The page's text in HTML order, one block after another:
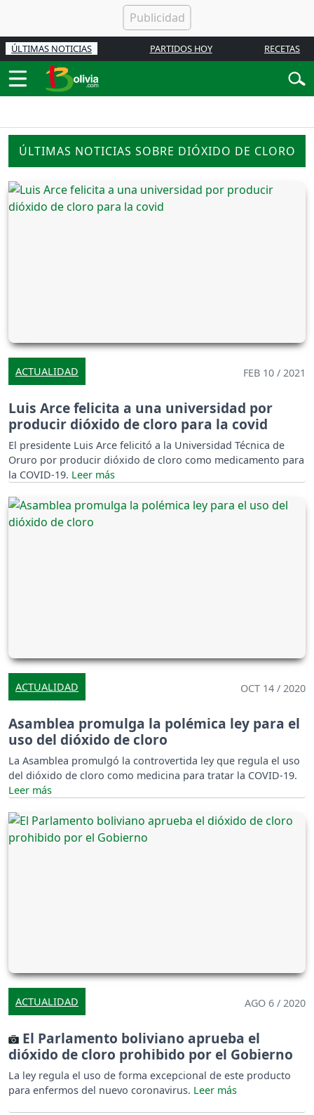
ÚLTIMAS NOTICIAS PARTIDOS HOY RECETAS
ÚLTIMAS NOTICIAS SOBRE DIÓXIDO DE CLORO
ACTUALIDAD FEB 10 / 2021
Luis Arce felicita a una universidad por
producir dióxido de cloro para la covid
El presidente Luis Arce felicitó a la Universidad Técnica de
Oruro por producir dióxido de cloro como medicamento para
la COVID-19.
ACTUALIDAD OCT 14 / 2020
Asamblea promulga la polémica ley para el
uso del dióxido de cloro
La Asamblea promulgó la controvertida ley que regula el uso
del dióxido de cloro como medicina para tratar la COVID-19.
ACTUALIDAD AGO 6 / 2020
El Parlamento boliviano aprueba el
dióxido de cloro prohibido por el Gobierno
La ley regula el uso de forma excepcional de este producto
para enfermos del nuevo coronavirus.